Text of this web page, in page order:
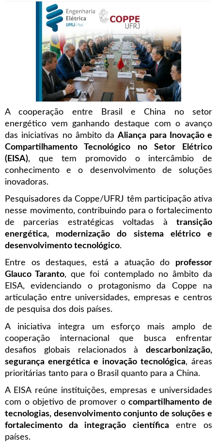
A cooperação entre Brasil e China no setor
energético vem ganhando destaque com o avanço
das iniciativas no âmbito daAliança para Inovação e
Compartilhamento Tecnológico no Setor Elétrico
(EISA), que tem promovido o intercâmbio de
conhecimento e o desenvolvimento de soluções
inovadoras.
Pesquisadores da Coppe/UFRJ têm participação ativa
nesse movimento, contribuindo para o fortalecimento
de parcerias estratégicas voltadas à transição
energética, modernização do sistema elétrico e
desenvolvimento tecnológico.
Entre os destaques, está a atuação do professor
Glauco Taranto, que foi contemplado no âmbito da
EISA, evidenciando o protagonismo da Coppe na
articulação entre universidades, empresas e centros
de pesquisa dos dois países.
A iniciativa integra um esforço mais amplo de
cooperação internacional que busca enfrentar
desafios globais relacionados à descarbonização,
segurança energética e inovação tecnológica, áreas
prioritárias tanto para o Brasil quanto para a China.
A EISA reúne instituições, empresas e universidades
com o objetivo de promover ocompartilhamento de
tecnologias, desenvolvimento conjunto de soluções e
fortalecimento da integração científicaentre os
países.